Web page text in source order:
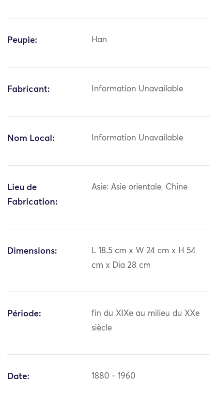
Peuple: Han
Fabricant: Information Unavailable
Nom Local: Information Unavailable
Lieu de
Fabrication:
Asie: Asie orientale, Chine
Dimensions:
L 18.5 cm x W 24 cm x H 54
cm x Dia 28 cm
Période:
fin du XIXe au milieu du XXe
siècle
Date: 1880 - 1960